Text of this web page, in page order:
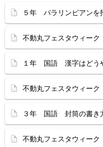
５年 パラリンピアンを
不動丸フェスタウィー
１年 国語 漢字はどう
不動丸フェスタウィー
３年 国語 封筒の書き
不動丸フェスタウィー